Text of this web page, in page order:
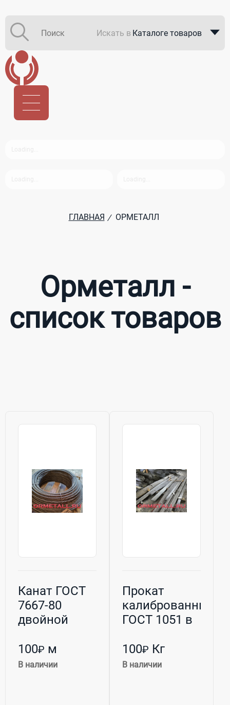
Искать в Каталоге товаров
ГЛАВНАЯ / ОРМЕТАЛЛ
Орметалл -
список товаров
Канат ГОСТ
7667-80
двойной
100₽ м
В наличии
Прокат
калиброванный
ГОСТ 1051 в
бунтах
100₽ Кг
В наличии